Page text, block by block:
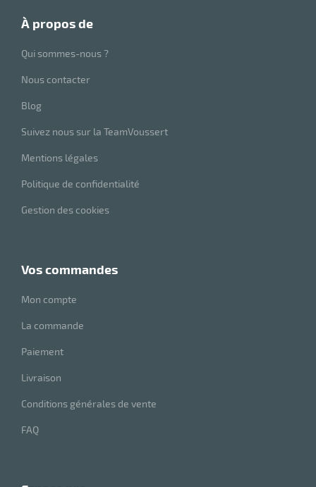
à propos de
Qui sommes-nous ?
Nous contacter
Blog
Suivez nous sur la TeamVoussert
Mentions légales
Politique de confidentialité
Gestion des cookies
vos commandes
Mon compte
La commande
Paiement
Livraison
Conditions générales de vente
FAQ